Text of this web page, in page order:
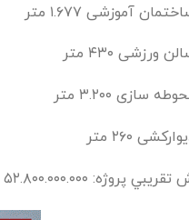
آموزشی ١.٦٧٧ متر
ورزشی ٤٣٠ متر
سازی ٣.٢٠٠ متر
٢٦٠ متر
پروژه: ٥٢.٨٠٠.٠٠٠.٠٠٠ ريال